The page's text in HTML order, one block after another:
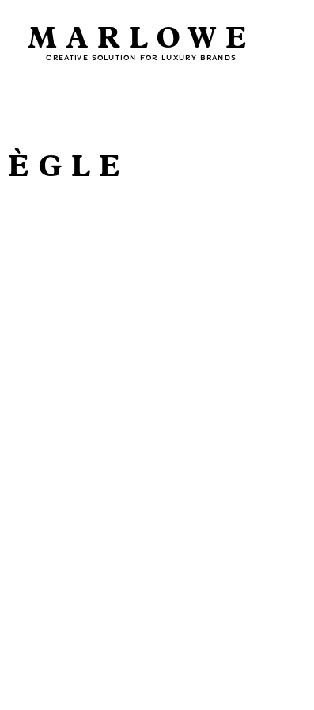
MARLOWE
CREATIVE SOLUTION FOR LUXURY BRANDS